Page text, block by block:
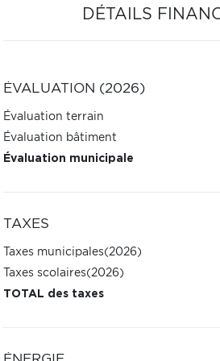
DÉTAILS
ÉVALUATION (2026)
Évaluation terrain
Évaluation bâtiment
Évaluation municipale
TAXES
Taxes municipales(2026)
Taxes scolaires(2026)
TOTAL des taxes